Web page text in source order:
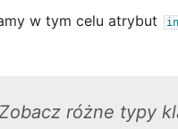
w tym celu atrybut
różne typy